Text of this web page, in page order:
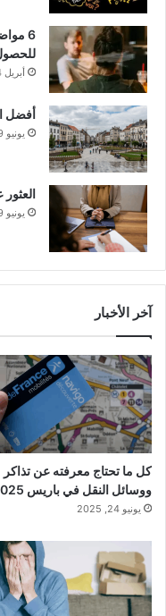
6
أبريل 24, 2025
أفضل
يونيو 19, 2025
العثور
يونيو 19, 2025
آخر الأخبار
كل ما تحتاج معرفته عن تذاكر
ووسائل النقل في باريس 2025
يونيو 24, 2025